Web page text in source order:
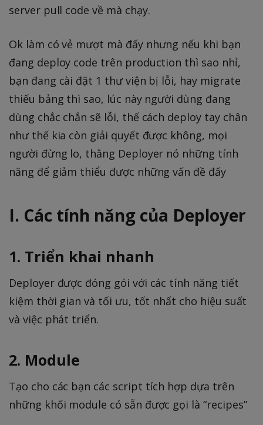
server pull code về mà chạy.
Ok làm có vẻ mượt mà đấy nhưng nếu khi bạn
đang deploy code trên production thì sao nhỉ,
bạn đang cài đặt 1 thư viện bị lỗi, hay migrate
thiếu bảng thì sao, lúc này người dùng đang
dùng chắc chắn sẽ lỗi, thế cách deploy tay chân
như thế kia còn giải quyết được không, mọi
người đừng lo, thằng Deployer nó những tính
năng để giảm thiểu được những vấn đề đấy
I. Các tính năng của Deployer
1. Triển khai nhanh
Deployer được đóng gói với các tính năng tiết
kiệm thời gian và tối ưu, tốt nhất cho hiệu suất
và việc phát triển.
2. Module
Tạo cho các bạn các script tích hợp dựa trên
những khối module có sẵn được gọi là “recipes”